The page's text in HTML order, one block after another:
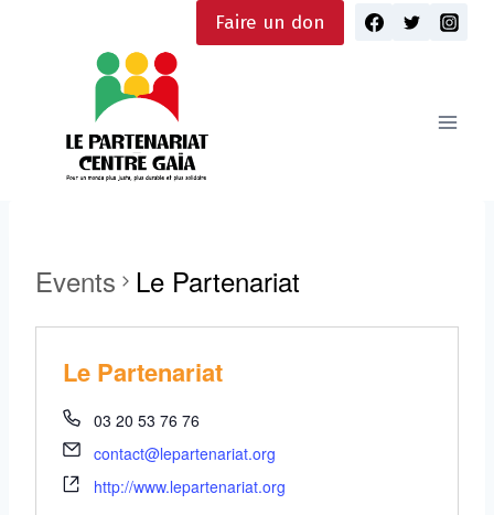
Faire un don
Events Le Partenariat
Le Partenariat
03 20 53 76 76
contact@lepartenariat.org
http://www.lepartenariat.org